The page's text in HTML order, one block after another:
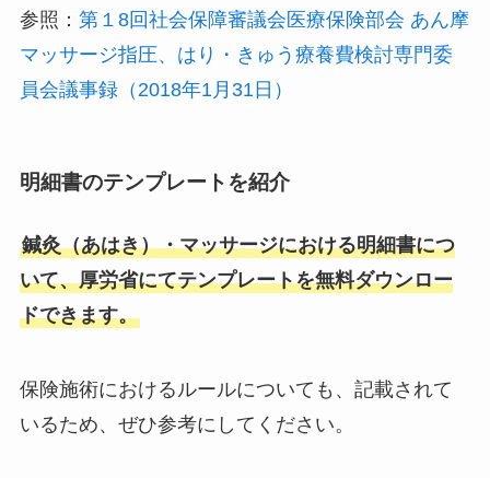
参照： 第１8回社会保障審議会医療保険部会 あん摩
マッサージ指圧、はり・きゅう療養費検討専門委
員会議事録（2018年1月31日）
明細書のテンプレートを紹介
鍼灸（あはき）・マッサージにおける明細書につ
いて、厚労省にてテンプレートを無料ダウンロー
ドできます。
保険施術におけるルールについても、記載されて
いるため、ぜひ参考にしてください。